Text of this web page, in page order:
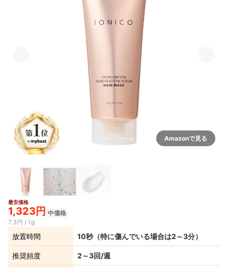
Amazonで見る
最安価格
1,323円 中価格
7.3円 / 1g
放置時間 10秒（特に傷んでいる場合は2～3分）
推奨頻度 2～3回/週